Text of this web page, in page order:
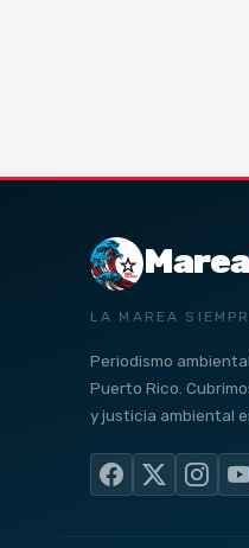
Marea
LA MAREA
Periodismo
Puerto Rico.
y justicia ambiental